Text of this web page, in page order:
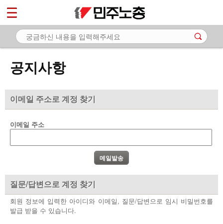
공지사항
이메일 주소로 계정 찾기
이메일 주소
질문/답변으로 계정 찾기
회원 정보에 입력한 아이디와 이메일, 질문/답변으로 임시 비밀번호를
발급 받을 수 있습니다.
마이페이지
소개
- 공지사항
- 성명·보도
부설기관
업무